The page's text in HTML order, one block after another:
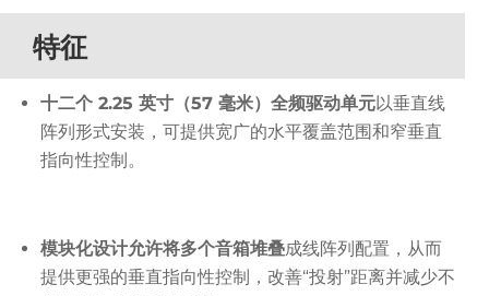
特征
十二个 2.25 英寸（57 毫米）全频驱动单元以垂直线
阵列形式安装，可提供宽广的水平覆盖范围和窄垂直
指向性控制。
模块化设计允许将多个音箱堆叠成线阵列配置，从而
提供更强的垂直指向性控制，改善“投射”距离并减少不